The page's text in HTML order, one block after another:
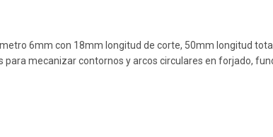
6mm con 18mm longitud de corte, 50mm longitud
mecanizar contornos y arcos circulares en forjado,